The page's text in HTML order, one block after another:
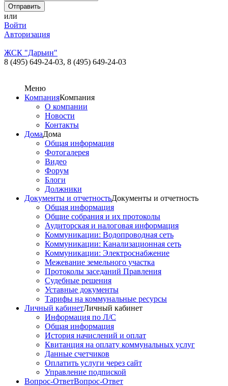
или
Войти
Авторизация
ЖСК "Дарьин"
8 (495) 649-24-03, 8 (495) 649-24-03
Меню
КомпанияКомпания
О компании
Новости
Контакты
ДомаДома
Общая информация
Фотогалерея
Видео
Форум
Блоги
Должники
Документы и отчетностьДокументы и отчетность
Общая информация
Общие собрания и их протоколы
Аудиторская и налоговая информация
Коммуникации: Водопроводная сеть
Коммуникации: Канализационная сеть
Коммуникации: Электроснабжение
Межевание земельного участка
Протоколы заседаний Правления
Судебные решения
Уставные документы
Тарифы на коммунальные ресурсы
Личный кабинетЛичный кабинет
Информация по Л/С
Общая информация
История начислений и оплат
Квитанция на оплату коммунальных услуг
Данные счетчиков
Оплатить услуги через сайт
Управление подпиской
Вопрос-ОтветВопрос-Ответ